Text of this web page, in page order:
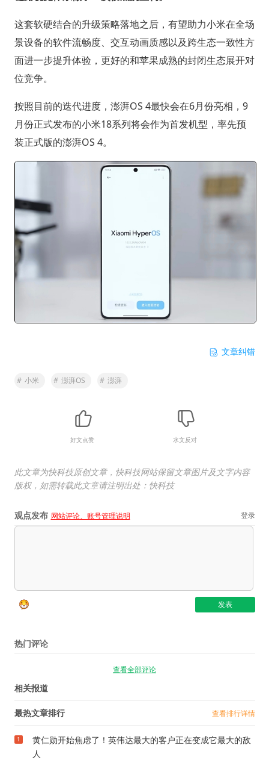
这套软硬结合的升级策略落地之后，有望助力小米在全场
景设备的软件流畅度、交互动画质感以及跨生态一致性方
面进一步提升体验，更好的和苹果成熟的封闭生态展开对
位竞争。
按照目前的迭代进度，澎湃OS 4最快会在6月份亮相，9
月份正式发布的小米18系列将会作为首发机型，率先预
装正式版的澎湃OS 4。
文章纠错
# 小米 # 澎湃OS # 澎湃
好文点赞 水文反对
此文章为快科技原创文章，快科技网站保留文章图片及文字内容
版权，如需转载此文章请注明出处：快科技
观点发布 网站评论、账号管理说明 登录
热门评论
查看全部评论
相关报道
最热文章排行 查看排行详情
1
黄仁勋开始焦虑了！英伟达最大的客户正在变成它最大的敌
人